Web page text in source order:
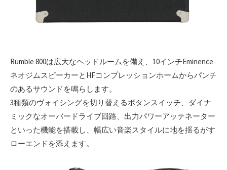
Rumble 800は広大なヘッドルームを備え、10インチEminence
ネオジムスピーカーとHFコンプレッションホームからパンチ
のあるサウンドを鳴らします。
3種類のヴォイシングを切り替えるボタンスイッチ、ダイナ
ミックなオーバードライブ回路、出力パワーアッテネーター
といった機能を搭載し、幅広い音楽スタイルに地を揺るがす
ローエンドを添えます。